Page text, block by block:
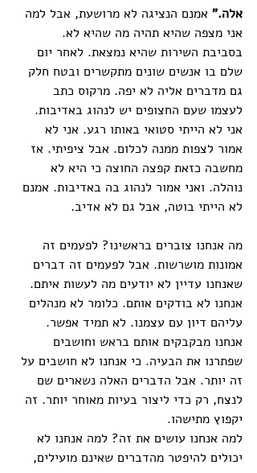
אלה." אמנם הנציגה לא מרושעת, אבל למה
אני מצפה שהיא תהיה מה שהיא לא.
בסביבת השירות שהיא נמצאת. לאחר יום
שלם בו אנשים שונים מתקשרים ובטח חלק
גם מדברים אליה לא יפה. מרקוס כתב
לעצמו שעם החצופים יש לנהוג באדיבות.
אני לא הייתי סטואי באותו רגע. אני לא
אמור לצפות ממנה לכלום. אבל ציפיתי. אז
מחשבה כזאת קפצה החוצה כי היא לא
נוהלה. ואני אמור לנהוג בה באדיבות. אמנם
לא הייתי בוטה, אבל גם לא אדיב.
מה אנחנו צוברים בראשינו? לפעמים זה
אמונות מושרשות. אבל לפעמים זה דברים
שאנחנו עדיין לא יודעים מה לעשות איתם.
אנחנו לא בודקים אותם. כלומר לא מנהלים
עליהם דיון עם עצמנו. לא תמיד אפשר.
אנחנו מבקבקים אותם בראש וחושבים
שפתרנו את הבעיה. כי אנחנו לא חושבים על
זה יותר. אבל הדברים האלה נשארים שם
לנצח, רק כדי ליצור בעיות מאוחר יותר. זה
יקפוץ מתישהו.
למה אנחנו עושים את זה? למה אנחנו לא
יכולים להיפטר מהדברים שאינם מועילים,